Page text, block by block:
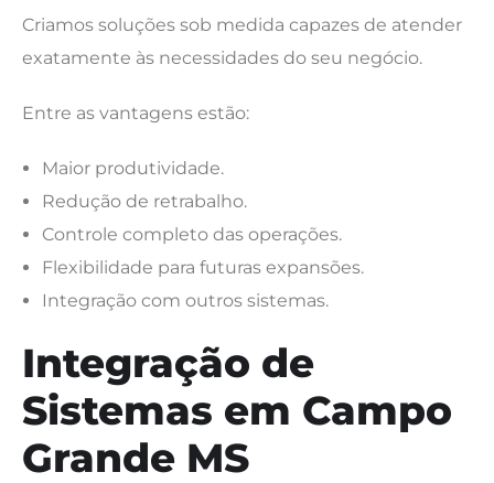
Criamos soluções sob medida capazes de atender
exatamente às necessidades do seu negócio.
Entre as vantagens estão:
Maior produtividade.
Redução de retrabalho.
Controle completo das operações.
Flexibilidade para futuras expansões.
Integração com outros sistemas.
Integração de
Sistemas em Campo
Grande MS